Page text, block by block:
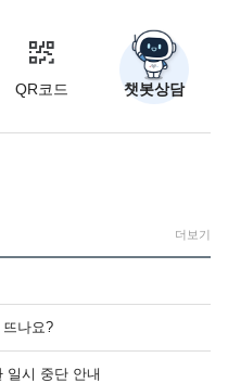
QR코드 챗봇상담
더보기
나요?
일시 중단 안내